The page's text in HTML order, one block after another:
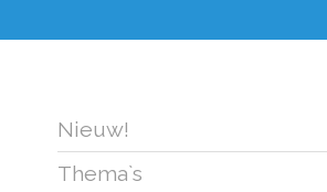
Nieuw!
Thema`s